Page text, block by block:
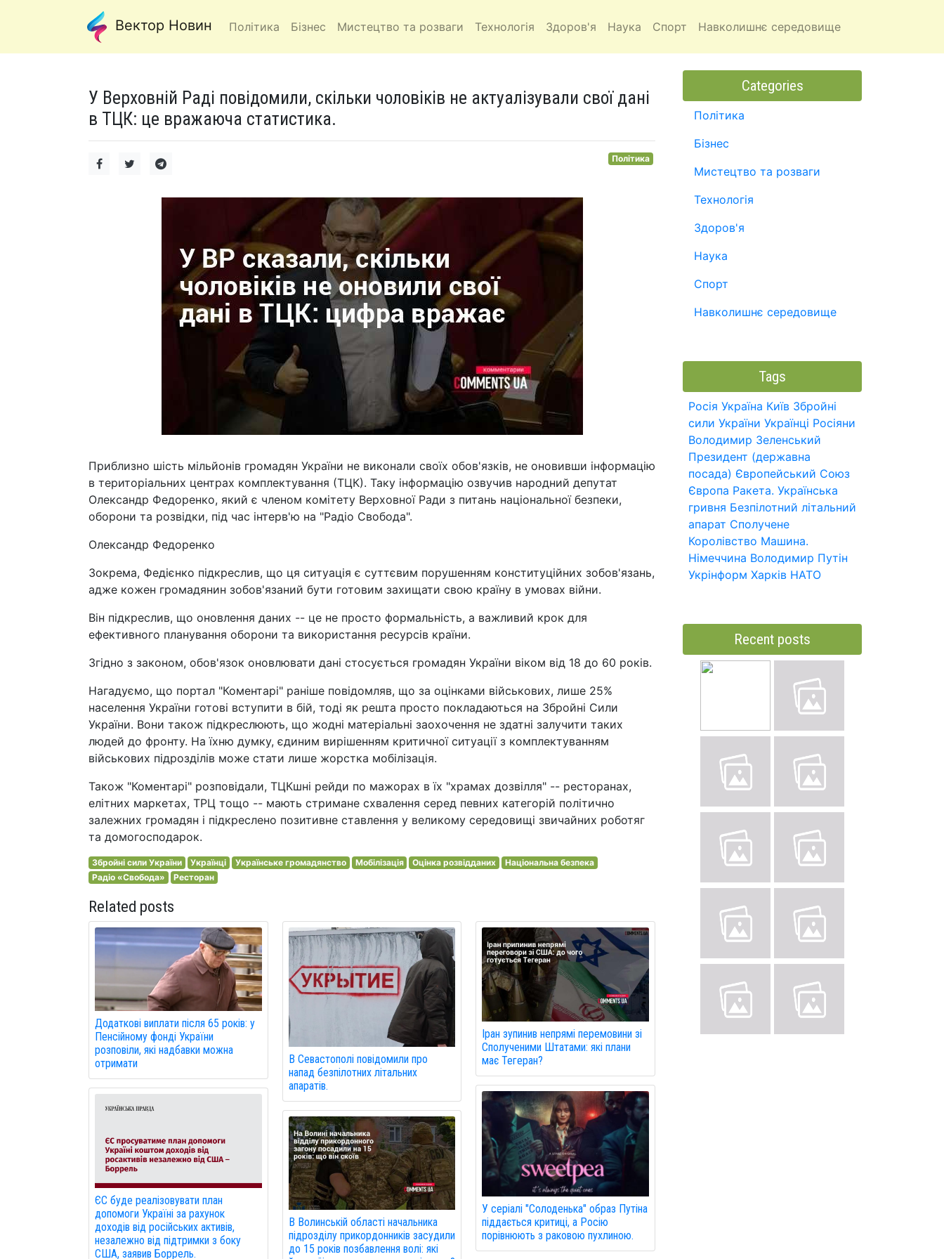
Вектор Новин Політика Бізнес Мистецтво та розваги Технологія Здоров'я Наука Спорт Навколишнє середовище
У Верховній Раді повідомили, скільки чоловіків не актуалізували свої дані
в ТЦК: це вражаюча статистика.
Політика
Приблизно шість мільйонів громадян України не виконали своїх обов'язків, не оновивши інформацію
в територіальних центрах комплектування (ТЦК). Таку інформацію озвучив народний депутат
Олександр Федоренко, який є членом комітету Верховної Ради з питань національної безпеки,
оборони та розвідки, під час інтерв'ю на "Радіо Свобода".
Олександр Федоренко
Зокрема, Федієнко підкреслив, що ця ситуація є суттєвим порушенням конституційних зобов'язань,
адже кожен громадянин зобов'язаний бути готовим захищати свою країну в умовах війни.
Він підкреслив, що оновлення даних -- це не просто формальність, а важливий крок для
ефективного планування оборони та використання ресурсів країни.
Згідно з законом, обов'язок оновлювати дані стосується громадян України віком від 18 до 60 років.
Нагадуємо, що портал "Коментарі" раніше повідомляв, що за оцінками військових, лише 25%
населення України готові вступити в бій, тоді як решта просто покладаються на Збройні Сили
України. Вони також підкреслюють, що жодні матеріальні заохочення не здатні залучити таких
людей до фронту. На їхню думку, єдиним вирішенням критичної ситуації з комплектуванням
військових підрозділів може стати лише жорстка мобілізація.
Також "Коментарі" розповідали, ТЦКшні рейди по мажорах в їх "храмах дозвілля" -- ресторанах,
елітних маркетах, ТРЦ тощо -- мають стримане схвалення серед певних категорій політично
залежних громадян і підкреслено позитивне ставлення у великому середовищі звичайних роботяг
та домогосподарок.
Збройні сили України Українці Українське громадянство Мобілізація Оцінка розвідданих
Національна безпека
Радіо «Свобода»
Ресторан
Related posts
Додаткові виплати після 65 років: у
Пенсійному фонді України
розповіли, які надбавки можна
отримати
ЄС буде реалізовувати план
допомоги Україні за рахунок
доходів від російських активів,
незалежно від підтримки з боку
США, заявив Боррель.
В Севастополі повідомили про
напад безпілотних літальних
апаратів.
В Волинській області начальника
підрозділу прикордонників засудили
до 15 років позбавлення волі: які
Іран зупинив непрямі перемовини зі
Сполученими Штатами: які плани
має Тегеран?
У серіалі "Солоденька" образ Путіна
піддається критиці, а Росію
порівнюють з раковою пухлиною.
Categories
Політика
Бізнес
Мистецтво та розваги
Технологія
Здоров'я
Наука
Спорт
Навколишнє середовище
Tags
Росія Україна Київ Збройні
сили України Українці Росіяни
Володимир Зеленський
Президент (державна
посада) Європейський Союз
Європа Ракета. Українська
гривня Безпілотний літальний
апарат Сполучене
Королівство Машина.
Німеччина Володимир Путін
Укрінформ Харків НАТО
Recent posts